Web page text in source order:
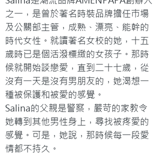
之一，是曾於著名時裝品牌擔任巿場
及公關部主管，成熟、漂亮、能幹的
時代女性。就讀著名女校的她，十五
歲時已是個活潑標緻的女孩子。那時
候就開始談戀愛，直到二十七歲，從
沒有一天是沒有男朋友的，她渴想一
種被保護和被愛的感覺。
Salina的父親是警察，嚴苛的家教令
她轉到其他男性身上，尋找被疼愛的
感覺。可是，她說，那時候每一段愛
情都不持久。